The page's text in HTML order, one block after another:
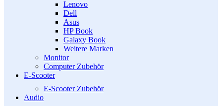
Lenovo
Dell
Asus
HP Book
Galaxy Book
Weitere Marken
Monitor
Computer Zubehör
E-Scooter
E-Scooter Zubehör
Audio